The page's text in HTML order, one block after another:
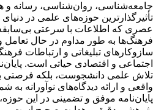
جامعه‌شناسی، روان‌شناسی، رسانه و
تأثیرگذارترین حوزه‌های علمی در
عصری که اطلاعات با سرعتی
فرهنگ‌ها به طور مداوم در حال تعامل
سازوکارهای تبلیغاتی و ارتباطات
اجتماعی و اقتصادی حیاتی است.
تلاش علمی دانشجوست، بلکه
واقعی و ارائه دیدگاه‌های نوآورانه
پایان‌نامه موفق و تضمینی در این